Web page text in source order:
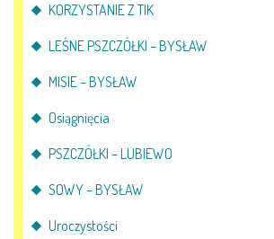
KORZYSTANIE Z TIK
LEŚNE PSZCZÓŁKI – BYSŁAW
MISIE – BYSŁAW
Osiągnięcia
PSZCZÓŁKI – LUBIEWO
SOWY – BYSŁAW
Uroczystości